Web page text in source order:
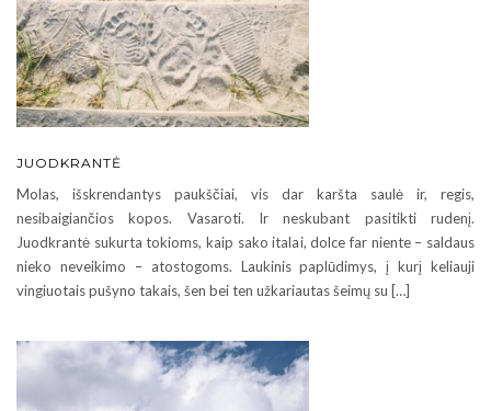
JUODKRANTĖ
Molas, išskrendantys paukščiai, vis dar karšta saulė ir, regis,
nesibaigiančios kopos. Vasaroti. Ir neskubant pasitikti rudenį.
Juodkrantė sukurta tokioms, kaip sako italai, dolce far niente – saldaus
nieko neveikimo – atostogoms. Laukinis paplūdimys, į kurį keliauji
vingiuotais pušyno takais, šen bei ten užkariautas šeimų su […]